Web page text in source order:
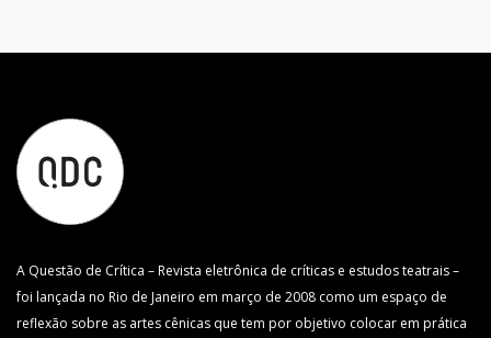
A Questão de Crítica – Revista eletrônica de críticas e estudos teatrais –
foi lançada no Rio de Janeiro em março de 2008 como um espaço de
reflexão sobre as artes cênicas que tem por objetivo colocar em prática